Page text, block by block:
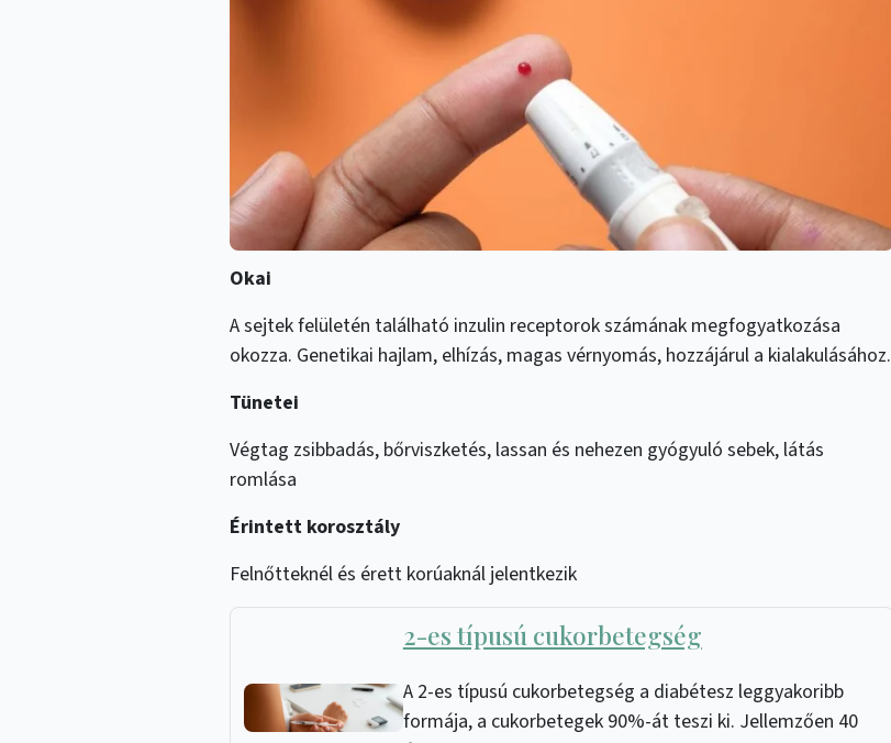
Okai
A sejtek felületén található inzulin receptorok számának megfogyatkozása
okozza. Genetikai hajlam, elhízás, magas vérnyomás, hozzájárul a kialakulásához.
Tünetei
Végtag zsibbadás, bőrviszketés, lassan és nehezen gyógyuló sebek, látás
romlása
Érintett korosztály
Felnőtteknél és érett korúaknál jelentkezik
2-es típusú cukorbetegség
A 2-es típusú cukorbetegség a diabétesz leggyakoribb
formája, a cukorbetegek 90%-át teszi ki. Jellemzően 40